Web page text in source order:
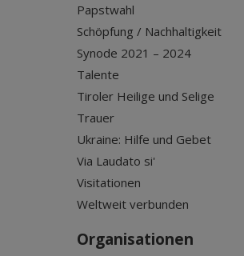
Papstwahl
Schöpfung / Nachhaltigkeit
Synode 2021 – 2024
Talente
Tiroler Heilige und Selige
Trauer
Ukraine: Hilfe und Gebet
Via Laudato si'
Visitationen
Weltweit verbunden
Organisationen